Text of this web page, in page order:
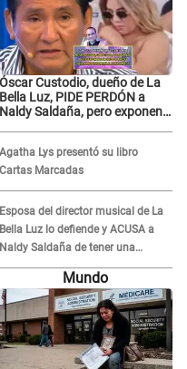
Óscar Custodio, dueño de La
Bella Luz, PIDE PERDÓN a
Naldy Saldaña, pero exponen
grabar"
Agatha Lys presentó su libro
Cartas Marcadas
Esposa del director musical de La
Bella Luz lo defiende y ACUSA a
Naldy Saldaña de tener una
relación con él y otros integrantes
Mundo